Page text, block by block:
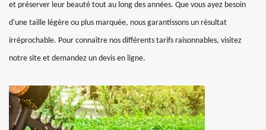
et préserver leur beauté tout au long des années. Que vous ayez besoin
d'une taille légère ou plus marquée, nous garantissons un résultat
irréprochable. Pour connaître nos différents tarifs raisonnables, visitez
notre site et demandez un devis en ligne.